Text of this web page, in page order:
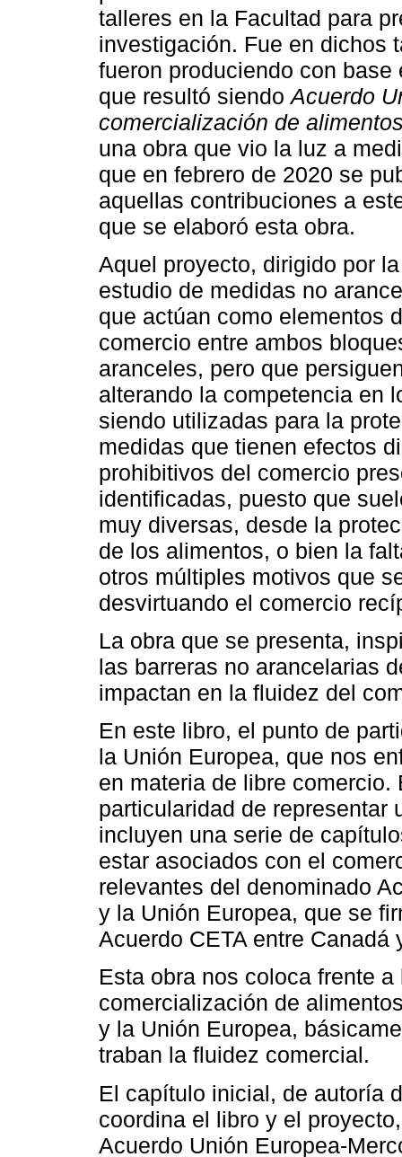
talleres en la Facultad para
investigación. Fue en dichos
fueron produciendo con
que resultó siendoAcuerdo
comercialización de
una obra que vio la luz a
que en febrero de 2020 se
aquellas contribuciones a
que se elaboró esta obra.
Aquel proyecto, dirigido por
estudio de medidas no
que actúan como elementos
comercio entre ambos
aranceles, pero que
alterando la competencia en
siendo utilizadas para la
medidas que tienen efectos
prohibitivos del comercio
identificadas, puesto que
muy diversas, desde la
de los alimentos, o bien la
otros múltiples motivos que
desvirtuando el comercio
La obra que se presenta,
las barreras no arancelarias
impactan en la fluidez del
En este libro, el punto de
la Unión Europea, que nos
en materia de libre
particularidad de representar
incluyen una serie de
estar asociados con el
relevantes del denominado
y la Unión Europea, que se
Acuerdo CETA entre Canadá
Esta obra nos coloca frente
comercialización de
y la Unión Europea,
traban la fluidez comercial.
El capítulo inicial, de autoría
coordina el libro y el
Acuerdo Unión Europea-